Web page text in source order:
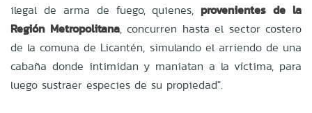
ilegal de arma de fuego, quienes, provenientes de la
Región Metropolitana, concurren hasta el sector costero
de la comuna de Licantén, simulando el arriendo de una
cabaña donde intimidan y maniatan a la víctima, para
luego sustraer especies de su propiedad".